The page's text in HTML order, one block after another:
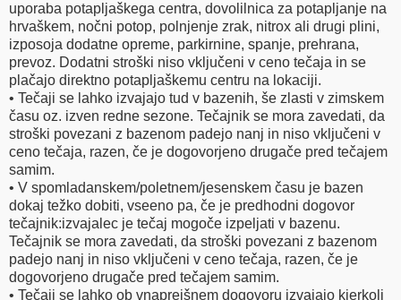
uporaba potapljaškega centra, dovolilnica za potapljanje na
hrvaškem, nočni potop, polnjenje zrak, nitrox ali drugi plini,
izposoja dodatne opreme, parkirnine, spanje, prehrana,
prevoz. Dodatni stroški niso vključeni v ceno tečaja in se
plačajo direktno potapljaškemu centru na lokaciji.
• Tečaji se lahko izvajajo tud v bazenih, še zlasti v zimskem
času oz. izven redne sezone. Tečajnik se mora zavedati, da
stroški povezani z bazenom padejo nanj in niso vključeni v
ceno tečaja, razen, če je dogovorjeno drugače pred tečajem
samim.
• V spomladanskem/poletnem/jesenskem času je bazen
dokaj težko dobiti, vseeno pa, če je predhodni dogovor
tečajnik:izvajalec je tečaj mogoče izpeljati v bazenu.
Tečajnik se mora zavedati, da stroški povezani z bazenom
padejo nanj in niso vključeni v ceno tečaja, razen, če je
dogovorjeno drugače pred tečajem samim.
• Tečaji se lahko ob vnaprejšnem dogovoru izvajajo kjerkoli